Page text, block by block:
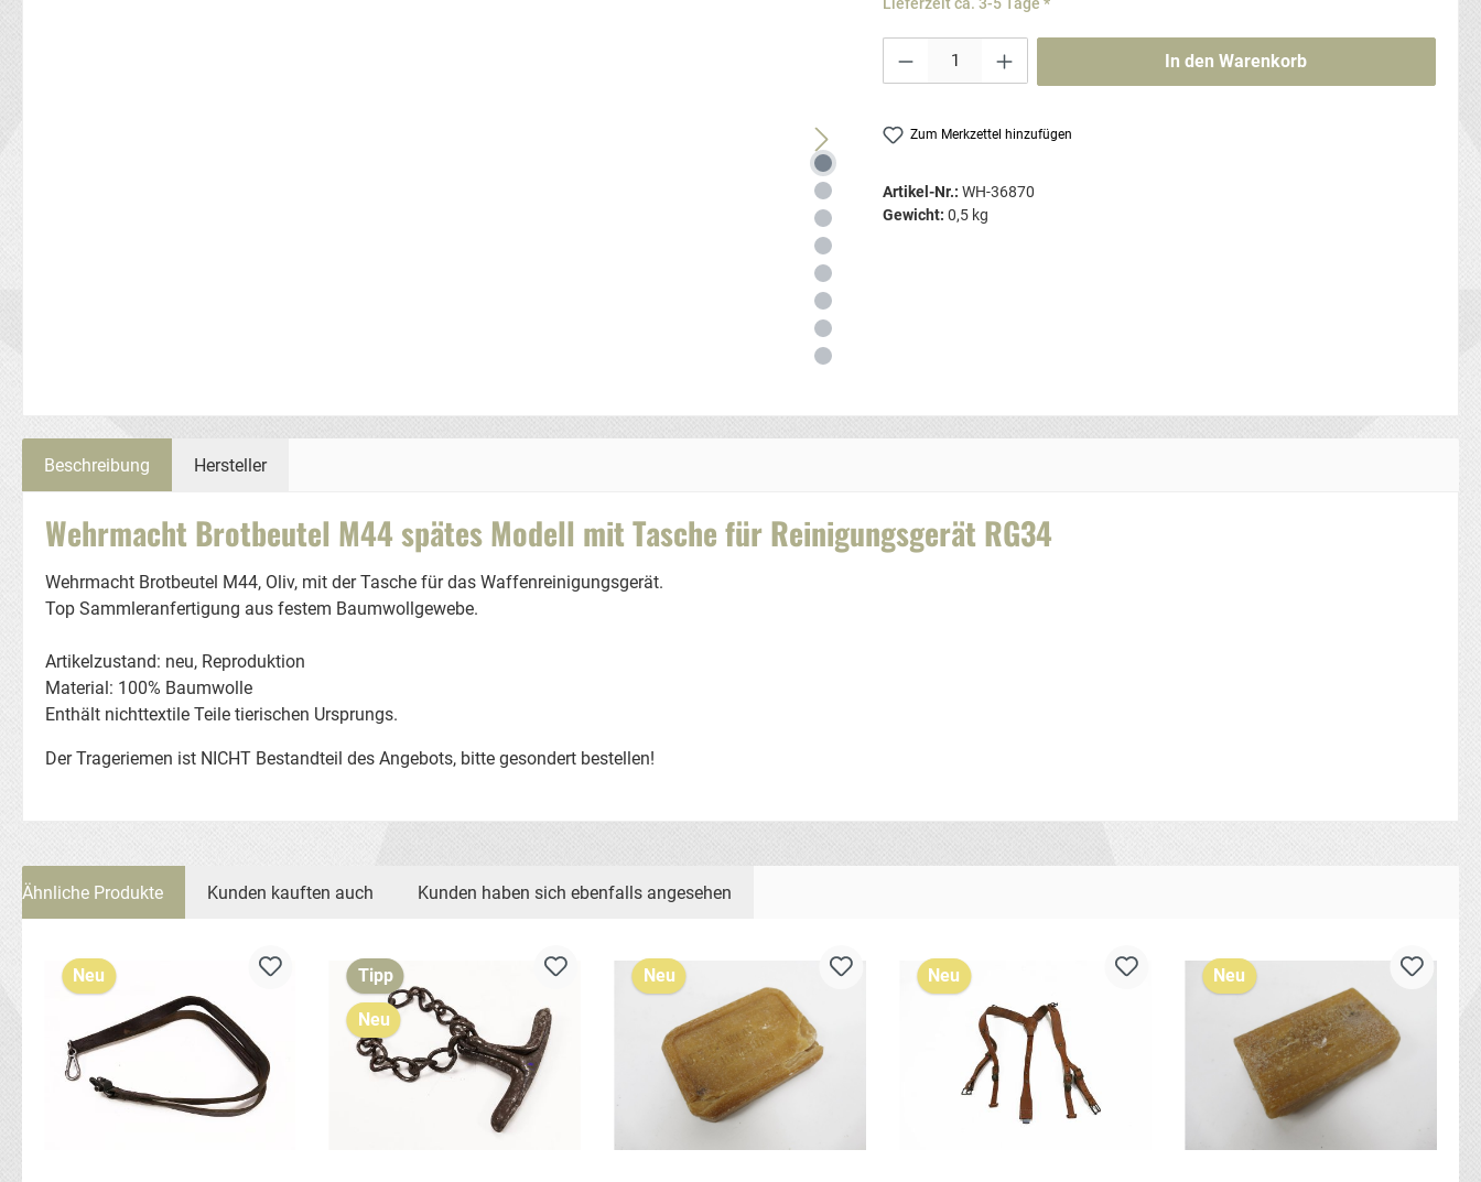
Lieferzeit ca. 3-5 Tage *
In den Warenkorb
Zum Merkzettel hinzufügen
Artikel-Nr.: WH-36870
Gewicht: 0,5 kg
Beschreibung Hersteller
Wehrmacht Brotbeutel M44 spätes Modell mit Tasche für Reinigungsgerät RG34
Wehrmacht Brotbeutel M44, Oliv, mit der Tasche für das Waffenreinigungsgerät.
Top Sammleranfertigung aus festem Baumwollgewebe.
Artikelzustand: neu, Reproduktion
Material: 100% Baumwolle
Enthält nichttextile Teile tierischen Ursprungs.
Der Trageriemen ist NICHT Bestandteil des Angebots, bitte gesondert bestellen!
Ähnliche Produkte Kunden kauften auch Kunden haben sich ebenfalls angesehen
Neu
Tipp
Neu
Neu Neu Neu